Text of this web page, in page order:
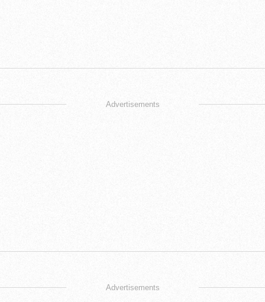
Advertisements
Advertisements